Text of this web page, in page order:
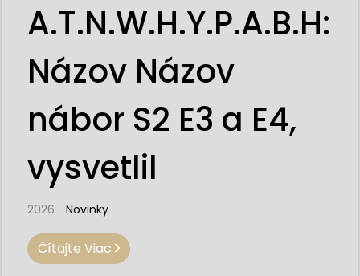
A.T.N.W.H.Y.P.A.B.H:
Názov Názov
nábor S2 E3 a E4,
vysvetlil
2026 Novinky
Čítajte Viac